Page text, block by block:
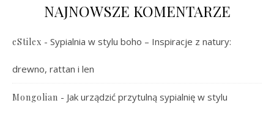
NAJNOWSZE KOMENTARZE
eStilex - Sypialnia w stylu boho – Inspiracje z natury:
drewno, rattan i len
Mongolian - Jak urządzić przytulną sypialnię w stylu